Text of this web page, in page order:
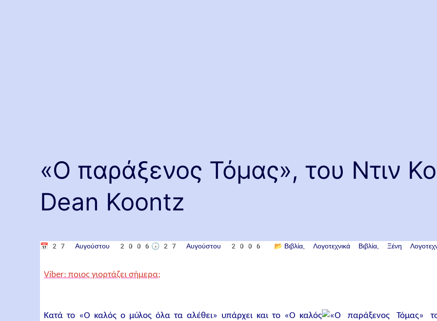
«Ο παράξενος Τόμας», του Ντιν
Dean Koontz
📅 27 Αυγούστου 2006 🕟 27 Αυγούστου 2006 📂 Βιβλία Λογοτεχνικά Βιβλία Ξένη
Viber: ποιος γιορτάζει σήμερα;
Κατά το «Ο καλός ο μύλος όλα τα αλέθει» υπάρχει και το «Ο καλός